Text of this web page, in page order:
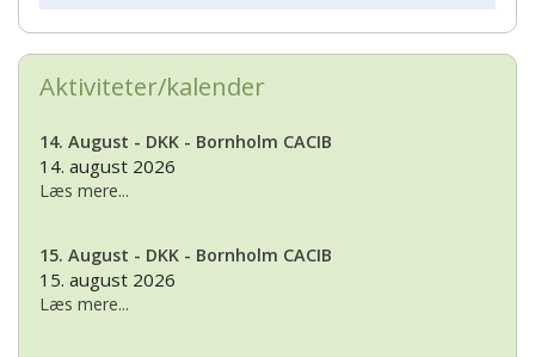
Aktiviteter/kalender
14. August - DKK - Bornholm CACIB
14. august 2026
Læs mere...
15. August - DKK - Bornholm CACIB
15. august 2026
Læs mere...